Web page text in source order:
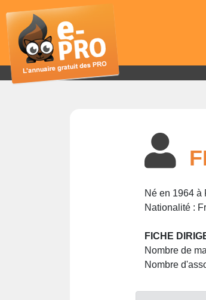
Né en 1964 à
Nationalité :
FICHE
Nombre de
Nombre